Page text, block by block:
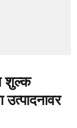
शुल्क